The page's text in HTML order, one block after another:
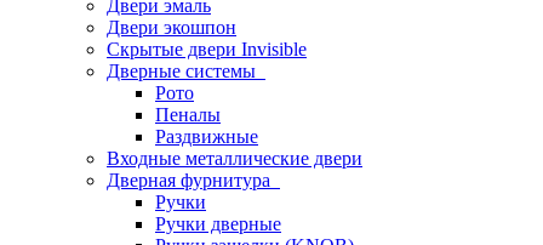
Двери эмаль
Двери экошпон
Скрытые двери Invisible
Дверные системы
Рото
Пеналы
Раздвижные
Входные металлические двери
Дверная фурнитура
Ручки
Ручки дверные